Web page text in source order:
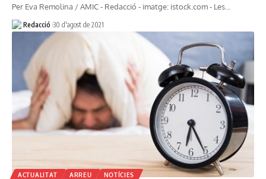
Per Eva Remolina / AMIC - Redacció - imatge: istock.com - Les…
Redacció 30 d'agost de 2021
ACTUALITAT ARREU NOTÍCIES